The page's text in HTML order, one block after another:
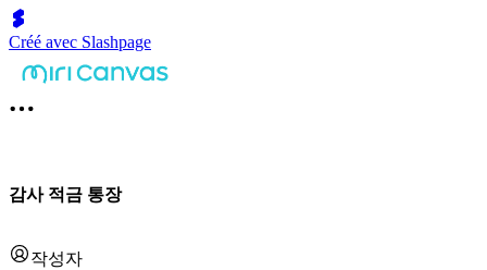
Créé avec Slashpage
감사 적금 통장
작성자